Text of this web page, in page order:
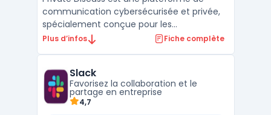
communication cybersécurisée et privée,
spécialement conçue pour les
gouvernements et les entreprises sensibles.
WhatsApp, Teams et Zoom, elle se
distingue par un niveau de chiffrement
robu ...
Plus d’infos Fiche complète
Slack
Favorisez la collaboration et le
partage en entreprise
4,7